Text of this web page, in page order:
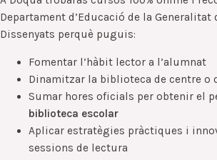
Departament d’Educació de la Generalitat
Dissenyats perquè puguis:
Fomentar l’hàbit lector a l’alumnat
Dinamitzar la biblioteca de centre o
Sumar hores oficials per obtenir el
biblioteca escolar
Aplicar estratègies pràctiques i
sessions de lectura